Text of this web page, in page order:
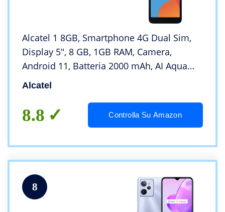
Alcatel 1 8GB, Smartphone 4G Dual Sim,
Display 5″, 8 GB, 1GB RAM, Camera,
Android 11, Batteria 2000 mAh, AI Aqua
(Italia)
Alcatel
8.8 Controlla Su Amazon
8